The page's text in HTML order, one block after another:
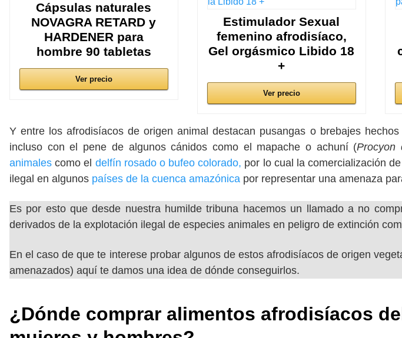
Cápsulas naturales
NOVAGRA RETARD y
HARDENER para
hombre 90 tabletas
Ver precio
Estimulador Sexual
femenino afrodisíaco,
Gel orgásmico Libido 18
+
Ver precio
Y entre los afrodisíacos de origen animal destacan pusangas o brebajes
incluso con el pene de algunos cánidos como el mapache o achuní (Procyon
animalescomo el delfín rosado o bufeo colorado, por lo cual la comercialización
ilegal en algunos países de la cuenca amazónica por representar una amenaza
Es por esto que desde nuestra humilde tribuna hacemos un llamado a no
derivados de la explotación ilegal de especies animales en peligro de extinción
En el caso de que te interese probar algunos de estos afrodisíacos de origen
amenazados) aquí te damos una idea de dónde conseguirlos.
¿Dónde comprar alimentos afrodisíacos